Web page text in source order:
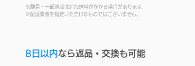
※離島・一部地域は追加送料がかかる場合があります。
※配達業者を指定いただけるものではございません。
8日以内なら返品・交換も可能